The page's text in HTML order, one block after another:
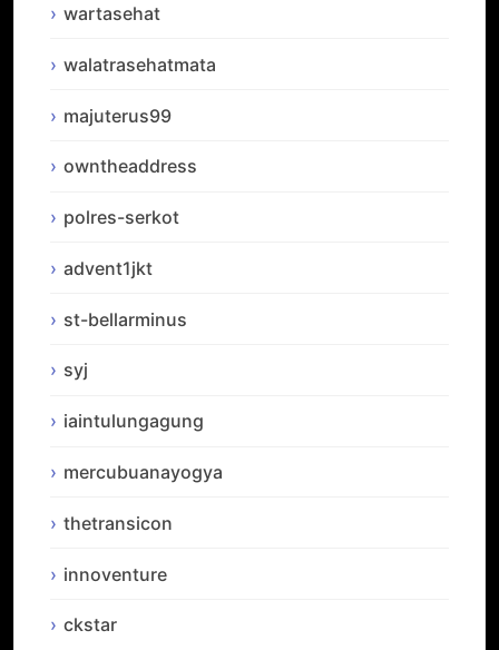
wartasehat
walatrasehatmata
majuterus99
owntheaddress
polres-serkot
advent1jkt
st-bellarminus
syj
iaintulungagung
mercubuanayogya
thetransicon
innoventure
ckstar